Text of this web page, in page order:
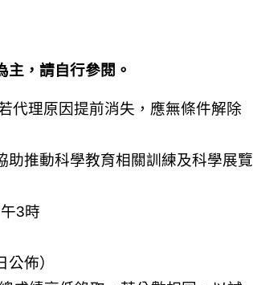
，請自行參閱。
代理原因提前消失，應無條件解除
助推動科學教育相關訓練及科學展覽
3時
佈）